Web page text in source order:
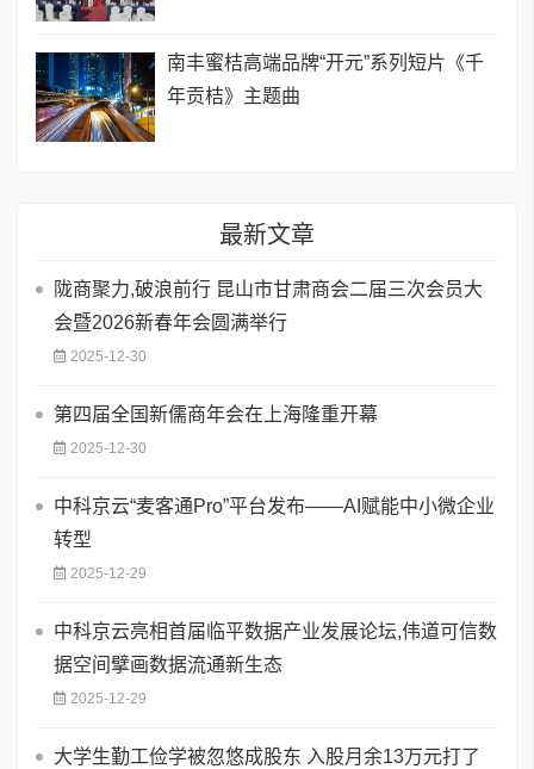
南丰蜜桔高端品牌“开元”系列短片《千
年贡桔》主题曲
最新文章
陇商聚力,破浪前行 昆山市甘肃商会二届三次会员大
会暨2026新春年会圆满举行
2025-12-30
第四届全国新儒商年会在上海隆重开幕
2025-12-30
中科京云“麦客通Pro”平台发布——AI赋能中小微企业
转型
2025-12-29
中科京云亮相首届临平数据产业发展论坛,伟道可信数
据空间擘画数据流通新生态
2025-12-29
大学生勤工俭学被忽悠成股东 入股月余13万元打了